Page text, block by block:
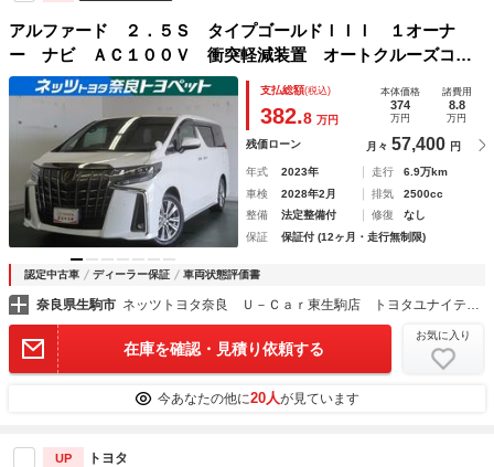
アルファード ２．５Ｓ タイプゴールドＩＩＩ １オーナ
ー ナビ ＡＣ１００Ｖ 衝突軽減装置 オートクルーズコン
トロール ＬＥＤヘッドライト メモリナビ リアオートエア
コン メディアプレイヤー接続 ＥＴＣ スマートキー オー
トエアコン パワステ
支払総額(税込)
382.8 万円
本体価格
374
万円
諸費用
8.8
万円
残価ローン 月々 57,400 円
年式 2023年 走行
6.9万km
車検
2028年2月 排気
2500cc
整備
法定整備付 修復
なし
保証
保証付 (12ヶ月・走行無制限)
認定中古車 ディーラー保証 車両状態評価書
奈良県生駒市
在庫を確認・見積り依頼する
お気に入り
今あなたの他に20人が見ています
UP トヨタ